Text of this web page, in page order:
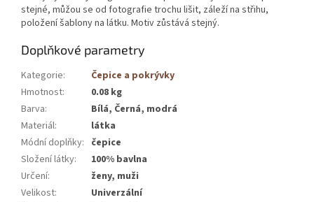
stejné, můžou se od fotografie trochu lišit, záleží na střihu,
položení šablony na látku. Motiv zůstává stejný.
Doplňkové parametry
Kategorie:
Čepice a pokrývky
Hmotnost:
0.08 kg
Barva:
Bílá, Černá, modrá
Materiál:
látka
Módní doplňky: čepice
Složení látky:
100% bavlna
Určení:
ženy, muži
Velikost:
Univerzální